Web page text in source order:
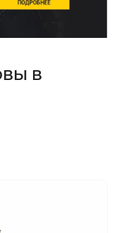
В